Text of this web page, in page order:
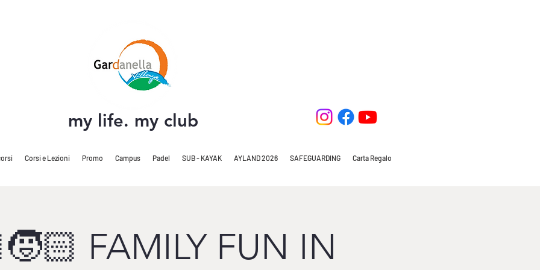
my life. my club
Corsi e Lezioni Promo Campus Padel SUB - KAYAK AYLAND 2026 SAFEGUARDING Carta Regalo
FAMILY FUN IN